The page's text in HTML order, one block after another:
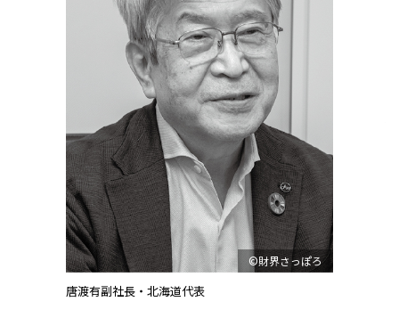
©財界さっぽろ
唐渡有副社長・北海道代表